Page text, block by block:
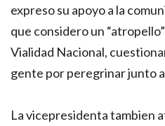
expreso su apoyo a la
que considero un
Vialidad Nacional,
gente por peregrinar junto
La vicepresidenta tambien